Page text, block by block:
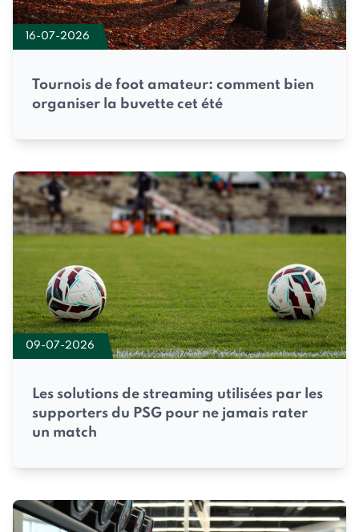
16-07-2026
Tournois de foot amateur: comment bien
organiser la buvette cet été
09-07-2026
Les solutions de streaming utilisées par les
supporters du PSG pour ne jamais rater
un match